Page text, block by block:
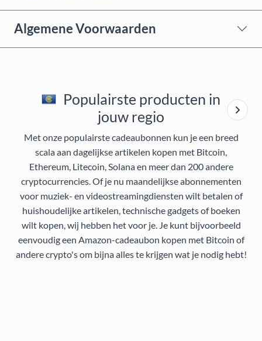
Algemene Voorwaarden
Populairste producten in
jouw regio
Met onze populairste cadeaubonnen kun je een breed
scala aan dagelijkse artikelen kopen met Bitcoin,
Ethereum, Litecoin, Solana en meer dan 200 andere
cryptocurrencies. Of je nu maandelijkse abonnementen
voor muziek- en videostreamingdiensten wilt betalen of
huishoudelijke artikelen, technische gadgets of boeken
wilt kopen, wij hebben het voor je. Je kunt bijvoorbeeld
eenvoudig een Amazon-cadeaubon kopen met Bitcoin of
andere crypto's om bijna alles te krijgen wat je nodig hebt!